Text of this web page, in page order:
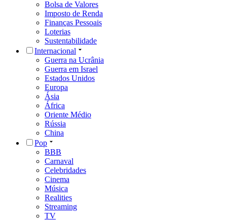
Bolsa de Valores
Imposto de Renda
Finanças Pessoais
Loterias
Sustentabilidade
Internacional
Guerra na Ucrânia
Guerra em Israel
Estados Unidos
Europa
Ásia
África
Oriente Médio
Rússia
China
Pop
BBB
Carnaval
Celebridades
Cinema
Música
Realities
Streaming
TV